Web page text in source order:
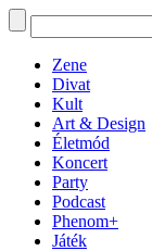
Zene
Divat
Kult
Art & Design
Életmód
Koncert
Party
Podcast
Phenom+
Játék